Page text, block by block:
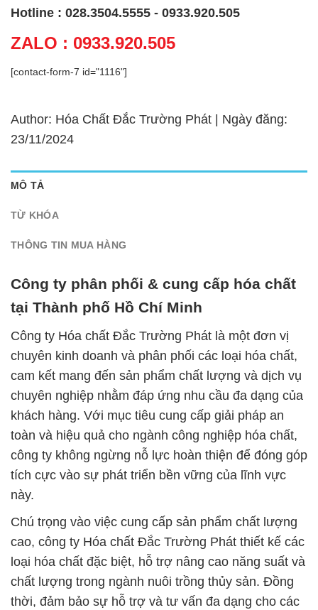
Hotline : 028.3504.5555 - 0933.920.505
ZALO : 0933.920.505
[contact-form-7 id="1116"]
Author: Hóa Chất Đắc Trường Phát | Ngày đăng:
23/11/2024
MÔ TẢ
TỪ KHÓA
THÔNG TIN MUA HÀNG
Công ty phân phối & cung cấp hóa chất
tại Thành phố Hồ Chí Minh
Công ty Hóa chất Đắc Trường Phát là một đơn vị
chuyên kinh doanh và phân phối các loại hóa chất,
cam kết mang đến sản phẩm chất lượng và dịch vụ
chuyên nghiệp nhằm đáp ứng nhu cầu đa dạng của
khách hàng. Với mục tiêu cung cấp giải pháp an
toàn và hiệu quả cho ngành công nghiệp hóa chất,
công ty không ngừng nỗ lực hoàn thiện để đóng góp
tích cực vào sự phát triển bền vững của lĩnh vực
này.
Chú trọng vào việc cung cấp sản phẩm chất lượng
cao, công ty Hóa chất Đắc Trường Phát thiết kế các
loại hóa chất đặc biệt, hỗ trợ nâng cao năng suất và
chất lượng trong ngành nuôi trồng thủy sản. Đồng
thời, đảm bảo sự hỗ trợ và tư vấn đa dạng cho các